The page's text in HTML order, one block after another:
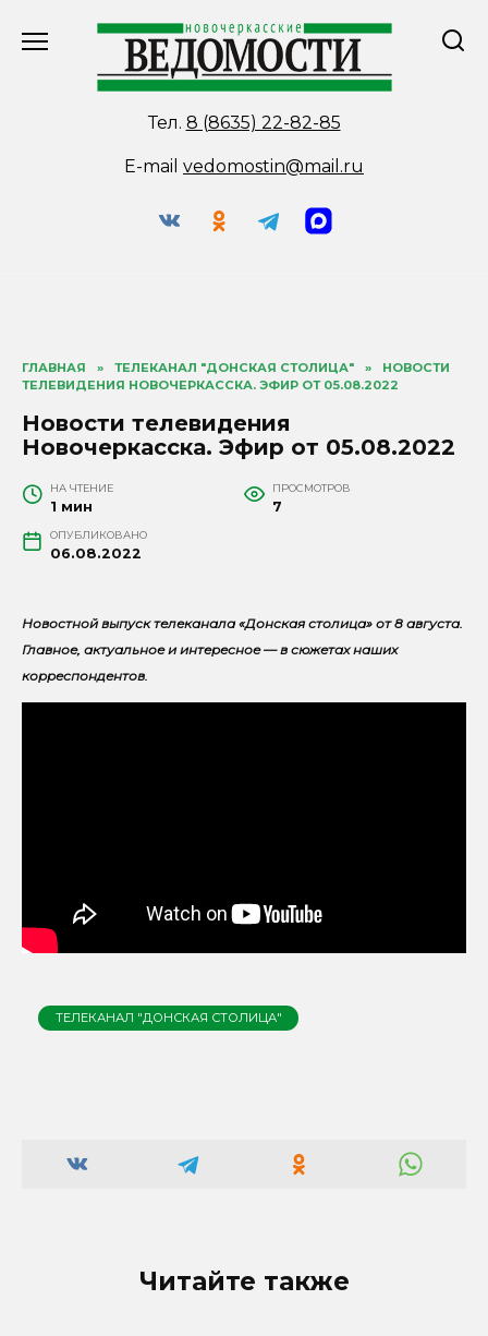
Тел. 8 (8635) 22-82-85
E-mail vedomostin@mail.ru
ГЛАВНАЯ » ТЕЛЕКАНАЛ "ДОНСКАЯ СТОЛИЦА" »
НОВОСТИ
ТЕЛЕВИДЕНИЯ НОВОЧЕРКАССКА. ЭФИР ОТ 05.08.2022
Новости телевидения
Новочеркасска. Эфир от 05.08.2022
НА ЧТЕНИЕ
1 мин
ПРОСМОТРОВ
7
ОПУБЛИКОВАНО
06.08.2022
Новостной выпуск телеканала «Донская столица» от 8 августа.
Главное, актуальное и интересное — в сюжетах наших
корреспондентов.
ТЕЛЕКАНАЛ "ДОНСКАЯ СТОЛИЦА"
Читайте также